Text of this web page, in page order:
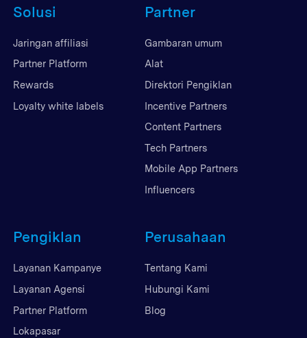
Solusi
Jaringan affiliasi
Partner Platform
Rewards
Loyalty white labels
Partner
Gambaran umum
Alat
Direktori Pengiklan
Incentive Partners
Content Partners
Tech Partners
Mobile App Partners
Influencers
Pengiklan
Layanan Kampanye
Layanan Agensi
Partner Platform
Lokapasar
Perusahaan
Tentang Kami
Hubungi Kami
Blog